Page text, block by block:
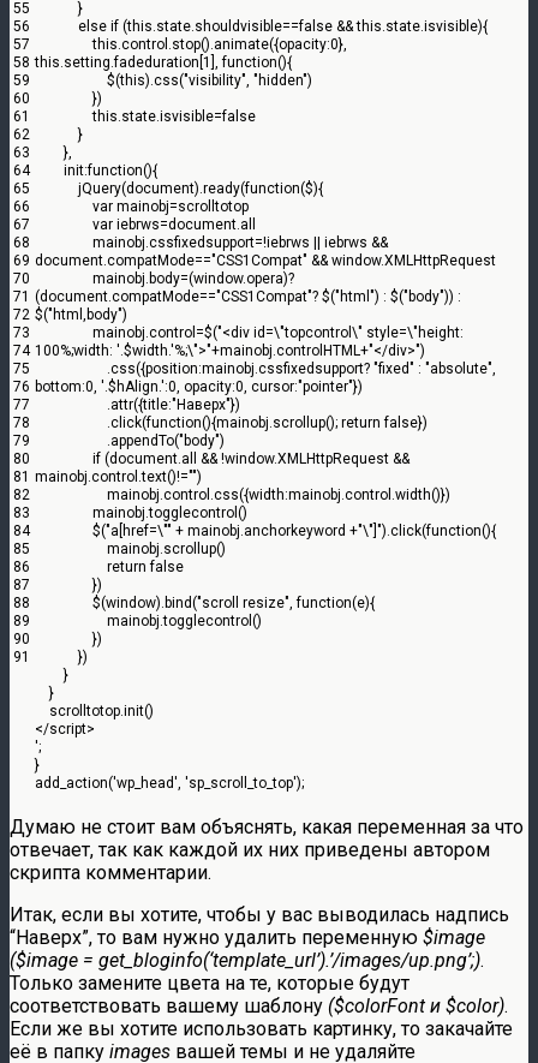
55
56
57
58
59
60
61
62
63
64
65
66
67
68
69
70
71
72
73
74
75
76
77
78
79
80
81
82
83
84
85
86
87
88
89
90
91
}
else if (this.state.shouldvisible==false && this.state.isvisible){
this.control .stop().animate({opacity:0},
this.setting.fadeduration 1 , function(){
$(this).css("visibility", "hidden")
})
this.state.isvisible=false
}
},
init:function(){
jQuery(document).ready(function($){
var mainobj=scrolltotop
var iebrws=document.all
mainobj.cssfixedsupport=!iebrws iebrws &&
document.compatMode=="CSS1Compat" && window.XMLHttpRequest
mainobj. body=(window.opera)?
(document.compatMode=="CSS1Compat"? $("html") : $("body")) :
$("html,body")
mainobj.control =$("<div id=\"topcontrol\" style=\"height:
100%;width: '.$width.'%;\">"+mainobj.controlHTML+"</div>")
.css({position:mainobj.cssfixedsupport? "fixed" : "absolute",
bottom:0, '.$hAlign.':0, opacity:0, cursor:"pointer"})
.attr({title:"Наверх"})
.click(function(){mainobj.scrollup(); return false})
.appendTo("body")
if (document.all && !window.XMLHttpRequest &&
mainobj.control .text()!="")
mainobj.control .css({width:mainobj.control .width()})
mainobj.togglecontrol ()
$("a[href=\"" + mainobj.anchorkeyword +"\"]").click(function(){
mainobj.scrollup()
return false
})
$(window). bind("scroll resize", function(e){
mainobj.togglecontrol ()
})
})
}
}
scrolltotop.init()
</script>
';
}
add_action('wp_head', 'sp_scroll_to_top');
Думаю не стоит вам объяснять, какая переменная за что
отвечает, так как каждой их них приведены автором
скрипта комментарии.
Итак, если вы хотите, чтобы у вас выводилась надпись
“Наверх”, то вам нужно удалить переменную $image
($image = get_bloginfo(‘template_url’).’/images/up.png’;).
Только замените цвета на те, которые будут
соответствовать вашему шаблону ($colorFont и $color).
Если же вы хотите использовать картинку, то закачайте
её в папку images вашей темы и не удаляйте